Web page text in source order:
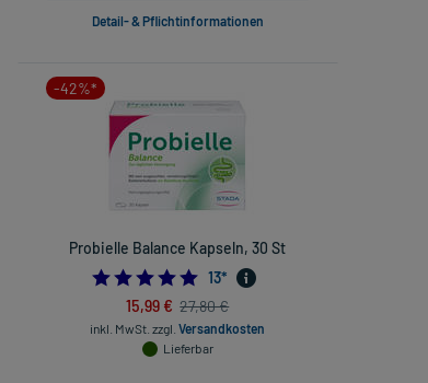
Detail- & Pflichtinformationen
-42%*
Probielle Balance Kapseln, 30 St
5.0
13*
15,99 € 27,80 €
inkl. MwSt. zzgl.Versandkosten
Lieferbar